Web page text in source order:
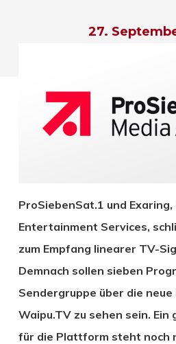
27.
ProSiebenSat.1 und
Entertainment Services,
zum Empfang linearer TV-
Demnach sollen sieben
Sendergruppe über die
Waipu.TV zu sehen sein.
für die Plattform steht noch